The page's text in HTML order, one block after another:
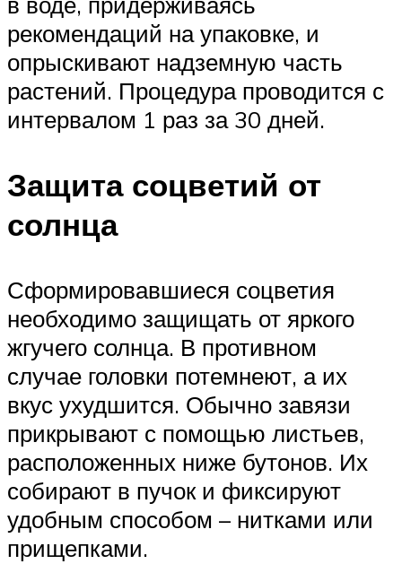
рекомендаций на упаковке, и
опрыскивают надземную часть
растений. Процедура проводится с
интервалом 1 раз за 30 дней.
Защита соцветий от
солнца
Сформировавшиеся соцветия
необходимо защищать от яркого
жгучего солнца. В противном
случае головки потемнеют, а их
вкус ухудшится. Обычно завязи
прикрывают с помощью листьев,
расположенных ниже бутонов. Их
собирают в пучок и фиксируют
удобным способом – нитками или
прищепками.